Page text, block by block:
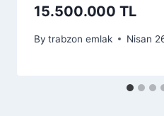
15.500.000 TL
By trabzon emlak Nisan